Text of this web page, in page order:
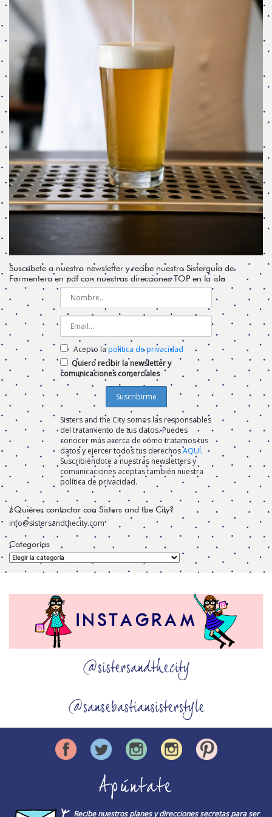
Suscríbete a nuestra newsletter y recibe nuestra Sisterguía de
Formentera en pdf con nuestras direcciones TOP en la isla
Acepto la política de privacidad
Quiero recibir la newsletter y
comunicaciones comerciales
Sisters and the City somos las responsables
del tratamiento de tus datos. Puedes
conocer más acerca de cómo tratamos tus
datos y ejercer todos tus derechosAQUÍ.
Suscribiéndote a nuestras newsletters y
comunicaciones aceptas también nuestra
política de privacidad.
¿Quiéres contactar con Sisters and the City?
info@sistersandthecity.com
Categorías
Categorías
@sistersandthecity
@sansebastiansisterstyle
Apúntate
Recibe nuestros planes y direcciones secretas para ser